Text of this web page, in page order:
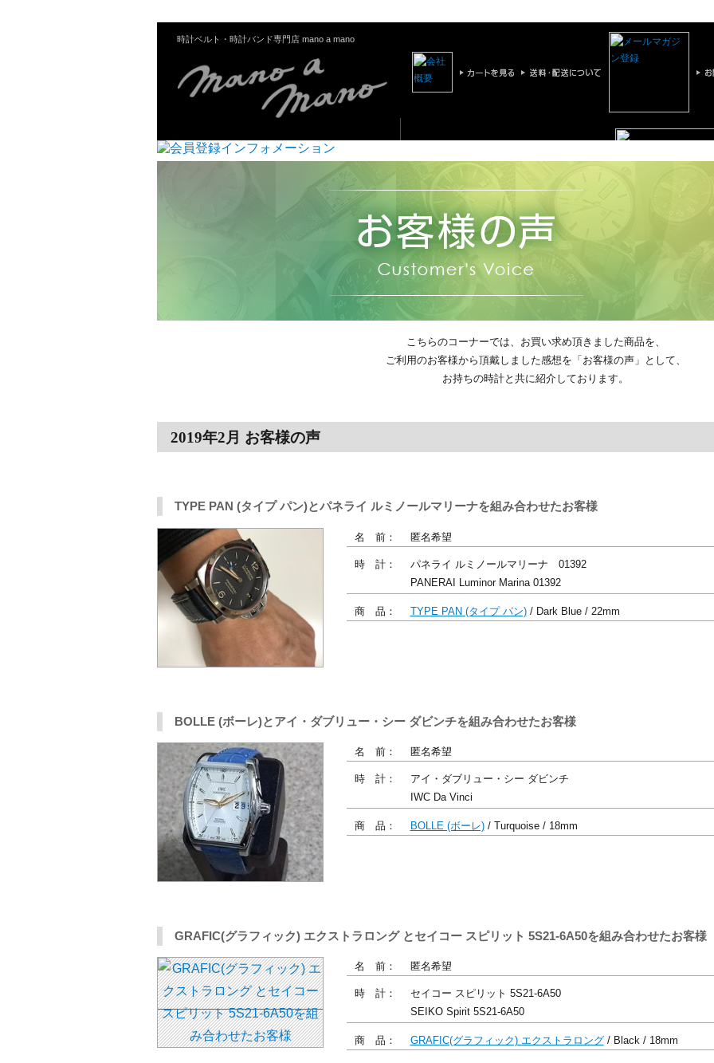
時計ベルト・時計バンド専門店 mano a mano
こちらのコーナーでは、お買い求め頂きました商品を、
ご利用のお客様から頂戴しました感想を「お客様の声」として、
お持ちの時計と共に紹介しております。
2019年2月 お客様の声
TYPE PAN (タイプ パン)とパネライ ルミノールマリーナを組み合わせたお客様
名 前： 匿名希望
時 計：
パネライ ルミノールマリーナ 01392
PANERAI Luminor Marina 01392
商 品： TYPE PAN (タイプ パン)/ Dark Blue / 22mm
BOLLE (ボーレ)とアイ・ダブリュー・シー ダビンチを組み合わせたお客様
名 前： 匿名希望
時 計：
アイ・ダブリュー・シー ダビンチ
IWC Da Vinci
商 品： BOLLE (ボーレ)/ Turquoise / 18mm
GRAFIC(グラフィック) エクストラロング とセイコー スピリット 5S21-6A50を組み合わせたお客様
名 前： 匿名希望
時 計：
セイコー スピリット 5S21-6A50
SEIKO Spirit 5S21-6A50
商 品： GRAFIC(グラフィック) エクストラロング/ Black / 18mm